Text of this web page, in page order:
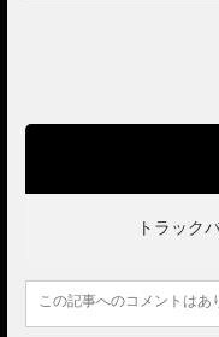
トラック
この記事へのコメントはあ